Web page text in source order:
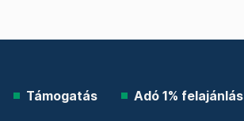
Támogatás Adó 1% felajánlás